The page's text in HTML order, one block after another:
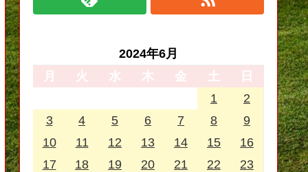
2024年6月
月
火 水 木 金 土
日
1
2
3
4 5 6 7 8
9
10
11 12 13 14 15
16
17
18 19 20 21 22
23